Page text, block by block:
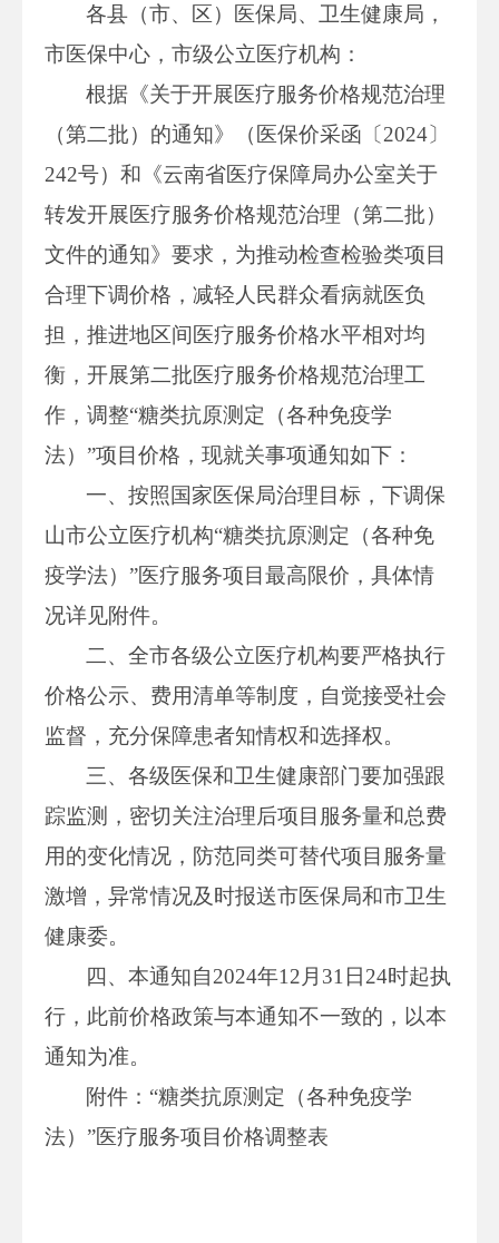
各县（市、区）医保局、卫生健康局，
市医保中心，市级公立医疗机构：
根据《关于开展医疗服务价格规范治理
（第二批）的通知》（医保价采函〔2024〕
242号）和《云南省医疗保障局办公室关于
转发开展医疗服务价格规范治理（第二批）
文件的通知》要求，为推动检查检验类项目
合理下调价格，减轻人民群众看病就医负
担，推进地区间医疗服务价格水平相对均
衡，开展第二批医疗服务价格规范治理工
作，调整“糖类抗原测定（各种免疫学
法）”项目价格，现就关事项通知如下：
一、按照国家医保局治理目标，下调保
山市公立医疗机构“糖类抗原测定（各种免
疫学法）”医疗服务项目最高限价，具体情
况详见附件。
二、全市各级公立医疗机构要严格执行
价格公示、费用清单等制度，自觉接受社会
监督，充分保障患者知情权和选择权。
三、各级医保和卫生健康部门要加强跟
踪监测，密切关注治理后项目服务量和总费
用的变化情况，防范同类可替代项目服务量
激增，异常情况及时报送市医保局和市卫生
健康委。
四、本通知自2024年12月31日24时起执
行，此前价格政策与本通知不一致的，以本
通知为准。
附件：“糖类抗原测定（各种免疫学
法）”医疗服务项目价格调整表